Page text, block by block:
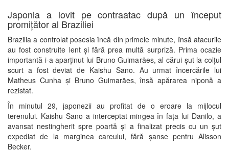
Japonia a lovit pe contraatac după un început
promițător al Braziliei
Brazilia a controlat posesia încă din primele minute, însă atacurile
au fost construite lent și fără prea multă surpriză. Prima ocazie
importantă i-a aparținut lui Bruno Guimarães, al cărui șut la colțul
scurt a fost deviat de Kaishu Sano. Au urmat încercările lui
Matheus Cunha și Bruno Guimarães, însă apărarea niponă a
rezistat.
În minutul 29, japonezii au profitat de o eroare la mijlocul
terenului. Kaishu Sano a interceptat mingea în fața lui Danilo, a
avansat nestingherit spre poartă și a finalizat precis cu un șut
expediat de la marginea careului, fără șanse pentru Alisson
Becker.